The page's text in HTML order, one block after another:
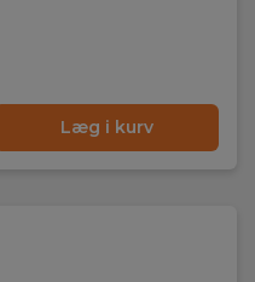
Læg i kurv